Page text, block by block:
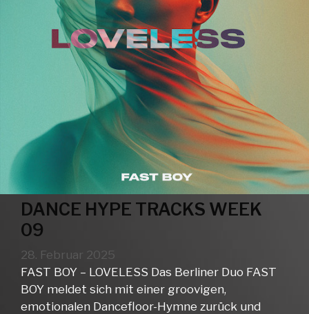
DANCE HYPE TRACKS WEEK
09
28. Februar 2025
FAST BOY – LOVELESS Das Berliner Duo FAST
BOY meldet sich mit einer groovigen,
emotionalen Dancefloor-Hymne zurück und